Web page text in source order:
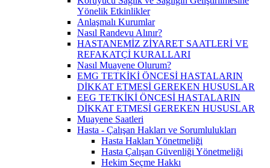
Yönelik Etkinlikler
Anlaşmalı Kurumlar
Nasıl Randevu Alınır?
HASTANEMİZ ZİYARET SAATLERİ VE
REFAKATÇİ KURALLARI
Nasıl Muayene Olurum?
EMG TETKİKİ ÖNCESİ HASTALARIN
DİKKAT ETMESİ GEREKEN HUSUSLAR
EEG TETKİKİ ÖNCESİ HASTALARIN
DİKKAT ETMESİ GEREKEN HUSUSLAR
Muayene Saatleri
Hasta - Çalışan Hakları ve Sorumlulukları
Hasta Hakları Yönetmeliği
Hasta Çalışan Güvenliği Yönetmeliği
Hekim Seçme Hakkı